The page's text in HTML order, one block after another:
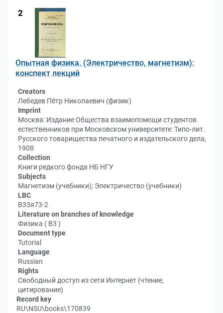
2
Опытная физика. (Электричество, магнетизм):
конспект лекций
Creators
Лебедев Пётр Николаевич (физик)
Imprint
Москва: Издание Общества взаимопомощи студентов
естественников при Московском университете: Типо-лит.
Русского товарищества печатного и издательского дела,
1908
Collection
Книги редкого фонда НБ НГУ
Subjects
Магнетизм (учебники); Электричество (учебники)
LBC
В33я73-2
Literature on branches of knowledge
Физика ( В3 )
Document type
Tutorial
Language
Russian
Rights
Свободный доступ из сети Интернет (чтение,
цитирование)
Record key
RU\NSU\books\170839